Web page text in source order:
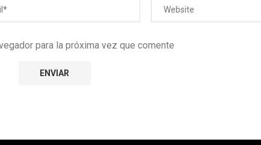
para la próxima vez que comente